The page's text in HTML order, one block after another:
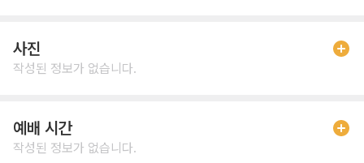
사진
작성된 정보가 없습니다.
예배 시간
작성된 정보가 없습니다.